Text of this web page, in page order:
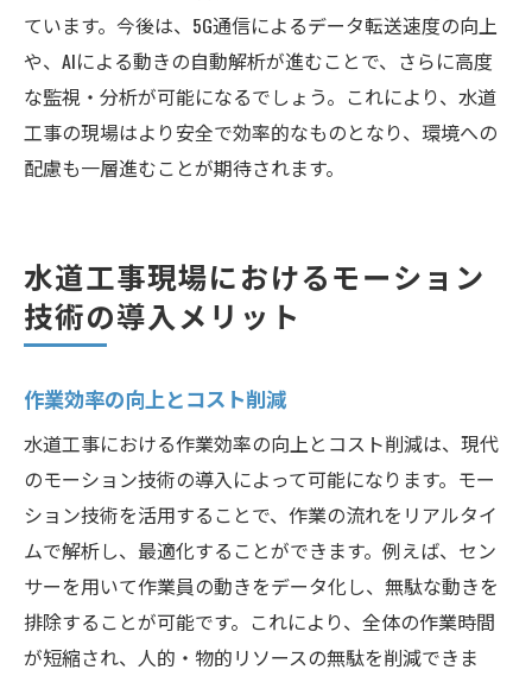
ています。今後は、5G通信によるデータ転送速度の向上
や、AIによる動きの自動解析が進むことで、さらに高度
な監視・分析が可能になるでしょう。これにより、水道
工事の現場はより安全で効率的なものとなり、環境への
配慮も一層進むことが期待されます。
水道工事現場におけるモーション
技術の導入メリット
作業効率の向上とコスト削減
水道工事における作業効率の向上とコスト削減は、現代
のモーション技術の導入によって可能になります。モー
ション技術を活用することで、作業の流れをリアルタイ
ムで解析し、最適化することができます。例えば、セン
サーを用いて作業員の動きをデータ化し、無駄な動きを
排除することが可能です。これにより、全体の作業時間
が短縮され、人的・物的リソースの無駄を削減できま